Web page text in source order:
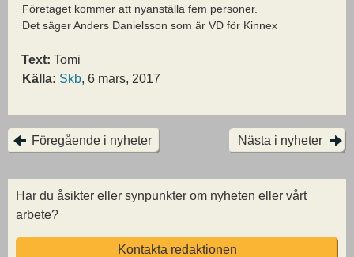
Företaget kommer att nyanställa fem personer.
Det säger Anders Danielsson som är VD för Kinnex
Text: Tomi
Källa: Skb, 6 mars, 2017
Föregående i nyheter Nästa i nyheter
Har du åsikter eller synpunkter om nyheten eller vårt
arbete?
Kontakta redaktionen